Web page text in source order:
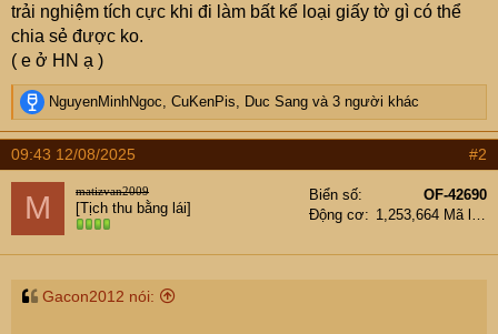
trải nghiệm tích cực khi đi làm bất kể loại giấy tờ gì có thể
chia sẻ được ko.
( e ở HN ạ )
R
e
a
c
t
i
o
n
s
NguyenMinhNgoc CuKenPis Duc Sang và 3 người khác
09:43 12/08/2025 #2
M matizvan2009
[Tịch thu bằng lái]
Biển số
OF-42690
Động cơ
Gacon2012 nói: